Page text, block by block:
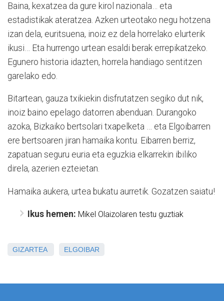
Baina, kexatzea da gure kirol nazionala… eta
estadistikak ateratzea. Azken urteotako negu hotzena
izan dela, euritsuena, inoiz ez dela horrelako elurterik
ikusi… Eta hurrengo urtean esaldi berak errepikatzeko.
Egunero historia idazten, horrela handiago sentitzen
garelako edo.
Bitartean, gauza txikiekin disfrutatzen segiko dut nik,
inoiz baino epelago datorren abenduan. Durangoko
azoka, Bizkaiko bertsolari txapelketa … eta Elgoibarren
ere bertsoaren jiran hamaika kontu. Eibarren berriz,
zapatuan seguru euria eta eguzkia elkarrekin ibiliko
direla, azerien ezteietan.
Hamaika aukera, urtea bukatu aurretik. Gozatzen saiatu!
Ikus hemen: Mikel Olaizolaren testu guztiak
GIZARTEA ELGOIBAR